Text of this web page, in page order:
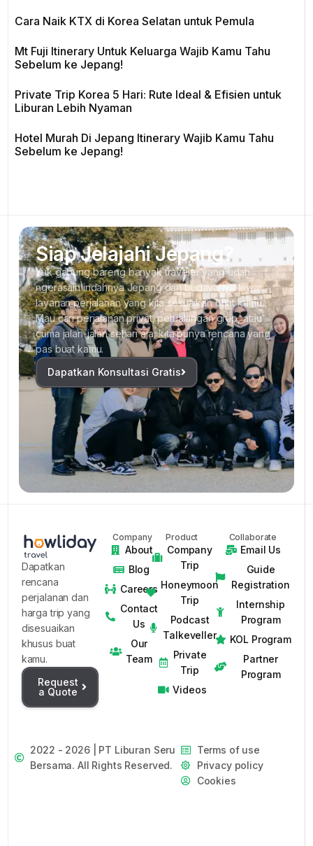
Cara Naik KTX di Korea Selatan untuk Pemula
Mt Fuji Itinerary Untuk Keluarga Wajib Kamu Tahu
Sebelum ke Jepang!
Private Trip Korea 5 Hari: Rute Ideal & Efisien untuk
Liburan Lebih Nyaman
Hotel Murah Di Jepang Itinerary Wajib Kamu Tahu
Sebelum ke Jepang!
Siap Jelajahi Jepang?
Yuk gabung bareng banyak traveler yang udah
ngerasain indahnya Jepang dan budayanya lewat
layanan perjalanan yang kita sesuaikan buat kamu.
Mau cari perjalanan privat, petualangan grup, atau
cuma jalan-jalan sehari aja, kita punya rencana yang
pas buat kamu.
Dapatkan Konsultasi Gratis
Dapatkan
rencana
perjalanan dan
harga trip yang
disesuaikan
khusus buat
kamu.
Request
a Quote
Company
About
Blog
Careers
Contact
Us
Our
Team
Product
Company
Trip
Honeymoon
Trip
Podcast
Talkeveller
Private
Trip
Videos
Collaborate
Email Us
Guide
Registration
Internship
Program
KOL Program
Partner
Program
2022 - 2026 | PT Liburan Seru
Bersama. All Rights Reserved.
Terms of use
Privacy policy
Cookies